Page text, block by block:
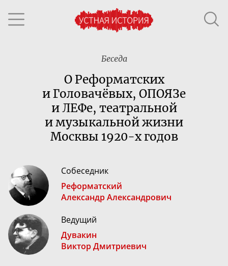
Беседа
О Реформатских
и Головачёвых, ОПОЯЗе
и ЛЕФе, театральной
и музыкальной жизни
Москвы 1920-хгодов
Собеседник
Реформатский
Александр Александрович
Ведущий
Дувакин
Виктор Дмитриевич